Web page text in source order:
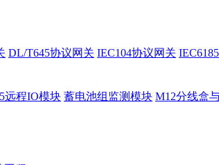
DL/T645协议网关 IEC104协议网关
远程IO模块 蓄电池组监测模块 M12分线盒